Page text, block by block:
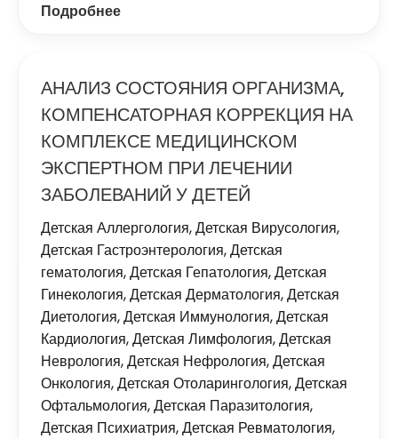
Подробнее
АНАЛИЗ СОСТОЯНИЯ ОРГАНИЗМА,
КОМПЕНСАТОРНАЯ КОРРЕКЦИЯ НА
КОМПЛЕКСЕ МЕДИЦИНСКОМ
ЭКСПЕРТНОМ ПРИ ЛЕЧЕНИИ
ЗАБОЛЕВАНИЙ У ДЕТЕЙ
Детская Аллергология,Детская Вирусология,
Детская Гастроэнтерология,Детская
гематология,Детская Гепатология,Детская
Гинекология,Детская Дерматология,Детская
Диетология,Детская Иммунология,Детская
Кардиология,Детская Лимфология,Детская
Неврология,Детская Нефрология,Детская
Онкология,Детская Отоларингология,Детская
Офтальмология,Детская Паразитология,
Детская Психиатрия,Детская Ревматология,